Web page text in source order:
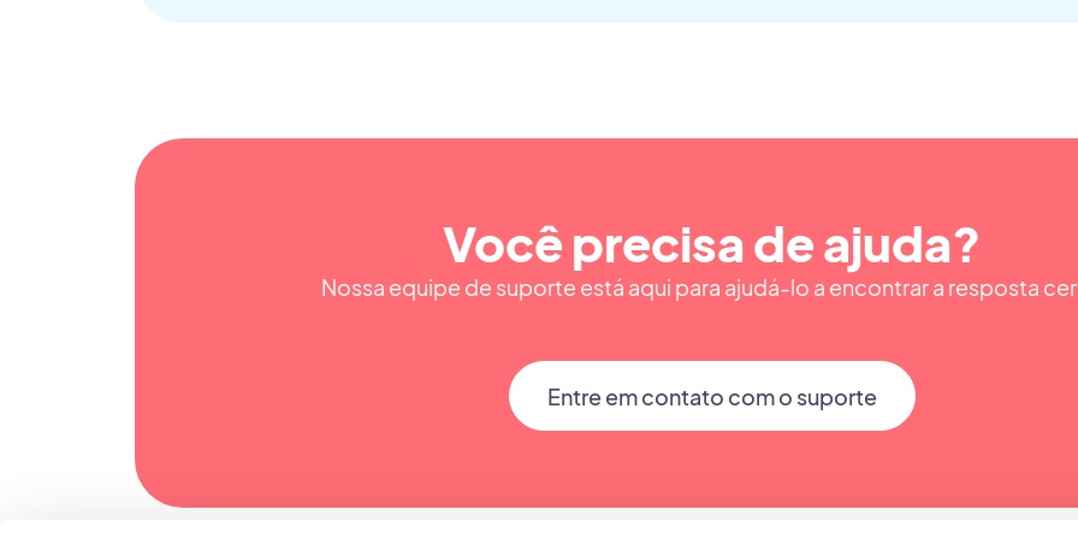
Você precisa de ajuda?
Nossa equipe de suporte está aqui para ajudá-lo a encontrar a resposta
Entre em contato com o suporte